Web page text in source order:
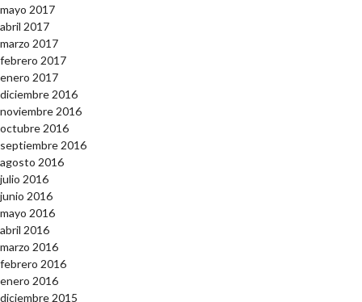
mayo 2017
abril 2017
marzo 2017
febrero 2017
enero 2017
diciembre 2016
noviembre 2016
octubre 2016
septiembre 2016
agosto 2016
julio 2016
junio 2016
mayo 2016
abril 2016
marzo 2016
febrero 2016
enero 2016
diciembre 2015